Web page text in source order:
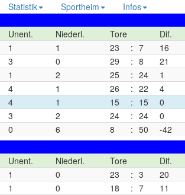
Statistik Sportheim Infos
Unent. Niederl. Tore Dif.
1 1 23 : 7 16
3 0 29 : 8 21
1 2 25 : 24 1
4 1 26 : 22 4
4 1 15 : 15 0
3 2 24 : 24 0
0 6 8 : 50 -42
Unent. Niederl. Tore Dif.
1 0 23 : 3 20
1 0 18 : 7 11